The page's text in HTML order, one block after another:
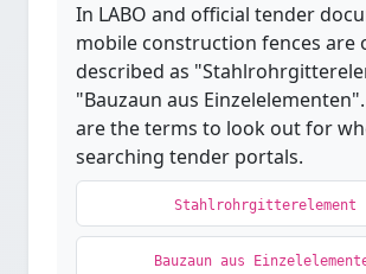
In LABO and official tender
mobile construction fences are
described as
"Bauzaun aus
are the terms to look out for
searching tender portals.
Stahlrohrgitterelement
Bauzaun aus